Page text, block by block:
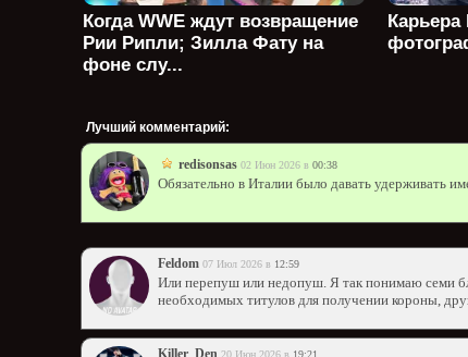
Когда WWE ждут возвращение
Рии Рипли; Зилла Фату на
фоне слу...
Лучший комментарий:
redisonsas 02 Июн 2026 в 00:38
Обязательно в Италии было давать удерживать
Feldom 07 Июл 2026 в 12:59
Или перепуш или недопуш. Я так понимаю семи
необходимых титулов для получении короны,